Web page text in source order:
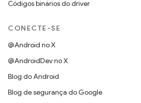
Códigos binários do driver
CONECTE-SE
@Android no X
@AndroidDev no X
Blog do Android
Blog de segurança do Google